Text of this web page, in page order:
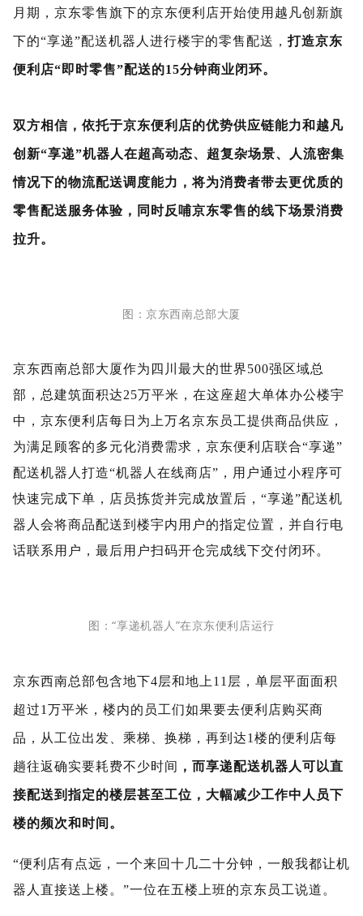
月期，京东零售旗下的京东便利店开始使用越凡创新旗
下的“享递”配送机器人进行楼宇的零售配送，打造京东
便利店“即时零售”配送的15分钟商业闭环。
双方相信，依托于京东便利店的优势供应链能力和越凡
创新“享递”机器人在超高动态、超复杂场景、人流密集
情况下的物流配送调度能力，将为消费者带去更优质的
零售配送服务体验，同时反哺京东零售的线下场景消费
拉升。
图：京东西南总部大厦
京东西南总部大厦作为四川最大的世界500强区域总
部，总建筑面积达25万平米，在这座超大单体办公楼宇
中，京东便利店每日为上万名京东员工提供商品供应，
为满足顾客的多元化消费需求，京东便利店联合“享递”
配送机器人打造“机器人在线商店”，用户通过小程序可
快速完成下单，店员拣货并完成放置后，“享递”配送机
器人会将商品配送到楼宇内用户的指定位置，并自行电
话联系用户，最后用户扫码开仓完成线下交付闭环。
图：“享递机器人”在京东便利店运行
京东西南总部包含地下4层和地上11层，单层平面面积
超过1万平米，楼内的员工们如果要去便利店购买商
品，从工位出发、乘梯、换梯，再到达1楼的便利店每
趟往返确实要耗费不少时间 ，而享递配送机器人可以直
接配送到指定的楼层甚至工位，大幅减少工作中人员下
楼的频次和时间。
“便利店有点远，一个来回十几二十分钟，一般我都让机
器人直接送上楼。”一位在五楼上班的京东员工说道。